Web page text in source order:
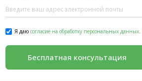
Я даю согласие на обработку персональных данных.
Бесплатная консультация